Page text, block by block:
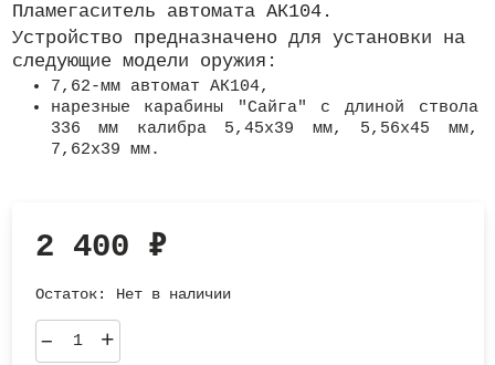
Пламегаситель автомата АК104.
Устройство предназначено для установки на
следующие модели оружия:
7,62-мм автомат АК104,
нарезные карабины "Сайга" с длиной ствола
336 мм калибра 5,45х39 мм, 5,56х45 мм,
7,62х39 мм.
2 400 ₽
Остаток: Нет в наличии
– +